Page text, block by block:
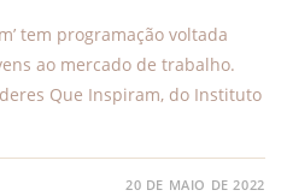
tem programação voltada
ao mercado de trabalho.
Que Inspiram, do Instituto
20 DE MAIO DE 2022